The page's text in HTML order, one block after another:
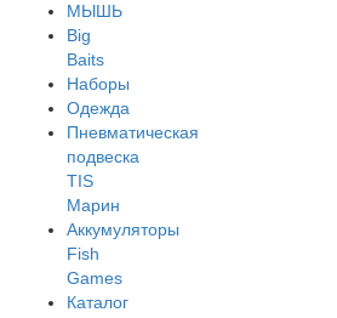
МЫШЬ
Big
Baits
Наборы
Одежда
Пневматическая
подвеска
TIS
Марин
Аккумуляторы
Fish
Games
Каталог